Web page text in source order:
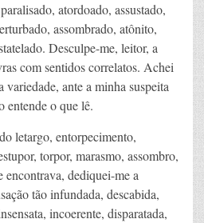
atordoado, assustado,
assombrado, atônito,
Desculpe-me, leitor, a
com sentidos correlatos. Achei
variedade, ante a minha suspeita
entende o que lê.
letargo, entorpecimento,
torpor, marasmo, assombro,
encontrava, dediquei-me a
tão infundada, descabida,
incoerente, disparatada,